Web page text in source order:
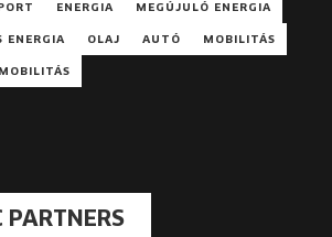
ENERGIA MEGÚJULÓ ENERGIA
ENERGIA OLAJ AUTÓ MOBILITÁS
PARTNERS